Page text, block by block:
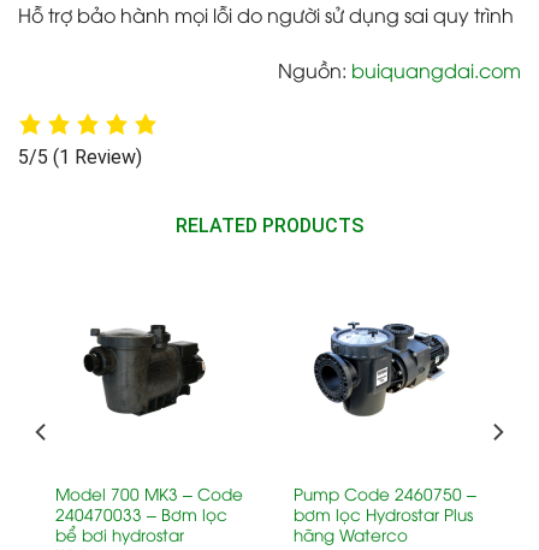
Hỗ trợ bảo hành mọi lỗi do người sử dụng sai quy trình
Nguồn: buiquangdai.com
5/5 (1 Review)
RELATED PRODUCTS
Model 700 MK3 – Code
240470033 – Bơm lọc
bể bơi hydrostar
Pump Code 2460750 –
bơm lọc Hydrostar Plus
hãng Waterco